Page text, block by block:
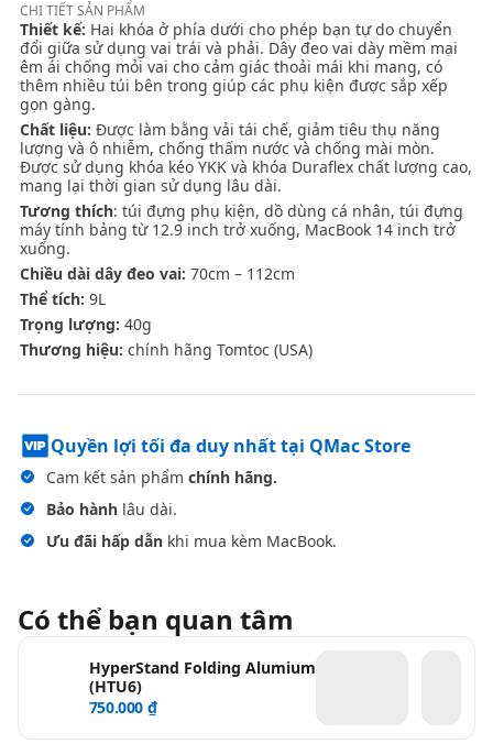
CHI TIẾTSẢN PHẨM
Thiết kế: Hai khóa ở phía dưới cho phép bạn tự do chuyển
đổi giữa sử dụng vai trái và phải. Dây đeo vai dày mềm mại
êm ái chống mỏi vai cho cảm giác thoải mái khi mang, có
thêm nhiều túi bên trong giúp các phụ kiện được sắp xếp
gọn gàng.
Chất liệu: Được làm bằng vải tái chế, giảm tiêu thụ năng
lượng và ô nhiễm, chống thấm nước và chống mài mòn.
Được sử dụng khóa kéo YKK và khóa Duraflex chất lượng cao,
mang lại thời gian sử dụng lâu dài.
Tương thích: túi đựng phụ kiện, dồ dùng cá nhân, túi đựng
máy tính bảng từ 12.9 inch trở xuống, MacBook 14 inch trở
xuống.
Chiều dài dây đeo vai: 70cm – 112cm
Thể tích: 9L
Trọng lượng: 40g
Thương hiệu: chính hãng Tomtoc (USA)
Quyền lợi tối đa duy nhất tại QMac Store
Cam kết sản phẩm chính hãng.
Bảo hành lâu dài.
Ưu đãi hấp dẫn khi mua kèm MacBook.
Có thể bạn quan tâm
HyperStand Folding Alumium
(HTU6)
750.000 ₫